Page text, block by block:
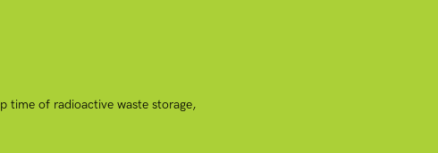
time of radioactive waste storage,